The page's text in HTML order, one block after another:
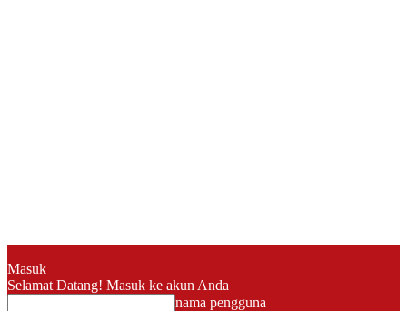
Masuk
Selamat Datang! Masuk ke akun Anda
nama pengguna